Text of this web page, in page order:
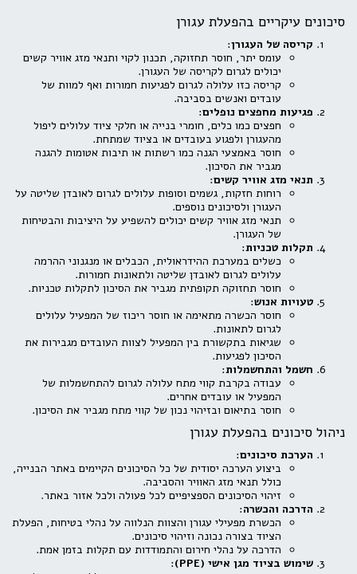
סיכונים עיקריים בהפעלת עגורן
קריסה של העגורן:
עומס יתר, חוסר תחזוקה, תכנון לקוי ותנאי מזג אוויר קשים
יכולים לגרום לקריסה של העגורן.
קריסה כזו עלולה לגרום לפגיעות חמורות ואף למוות של
עובדים ואנשים בסביבה.
פגיעות מחפצים נופלים:
חפצים כמו כלים, חומרי בנייה או חלקי ציוד עלולים ליפול
מהעגורן ולפגוע בעובדים או בציוד שמתחת.
חוסר באמצעי הגנה כמו רשתות או תיבות אטומות להגנה
מגביר את הסיכון.
תנאי מזג אוויר קשים:
רוחות חזקות, גשמים וסופות עלולים לגרום לאובדן שליטה על
העגורן ולסיכונים נוספים.
תנאי מזג אוויר קשים יכולים להשפיע על היציבות והבטיחות
של העגורן.
תקלות טכניות:
כשלים במערכת ההידראולית, הכבלים או מנגנוני ההרמה
עלולים לגרום לאובדן שליטה ולתאונות חמורות.
חוסר תחזוקה תקופתית מגביר את הסיכון לתקלות טכניות.
טעויות אנוש:
חוסר הכשרה מתאימה או חוסר ריכוז של המפעיל עלולים
לגרום לתאונות.
שגיאות בתקשורת בין המפעיל לצוות העובדים מגבירות את
הסיכון לפגיעות.
חשמל והתחשמלות:
עבודה בקרבת קווי מתח עלולה לגרום להתחשמלות של
המפעיל או עובדים אחרים.
חוסר בתיאום ובזיהוי נכון של קווי מתח מגביר את הסיכון.
ניהול סיכונים בהפעלת עגורן
הערכת סיכונים:
ביצוע הערכה יסודית של כל הסיכונים הקיימים באתר הבנייה,
כולל תנאי מזג האוויר והסביבה.
זיהוי הסיכונים הספציפיים לכל פעולה ולכל אזור באתר.
הדרכה והכשרה:
הכשרת מפעילי עגורן והצוות הנלווה על נהלי בטיחות, הפעלת
הציוד בצורה נכונה וזיהוי סיכונים.
הדרכה על נהלי חירום והתמודדות עם תקלות בזמן אמת.
שימוש בציוד מגן אישי (PPE)
: